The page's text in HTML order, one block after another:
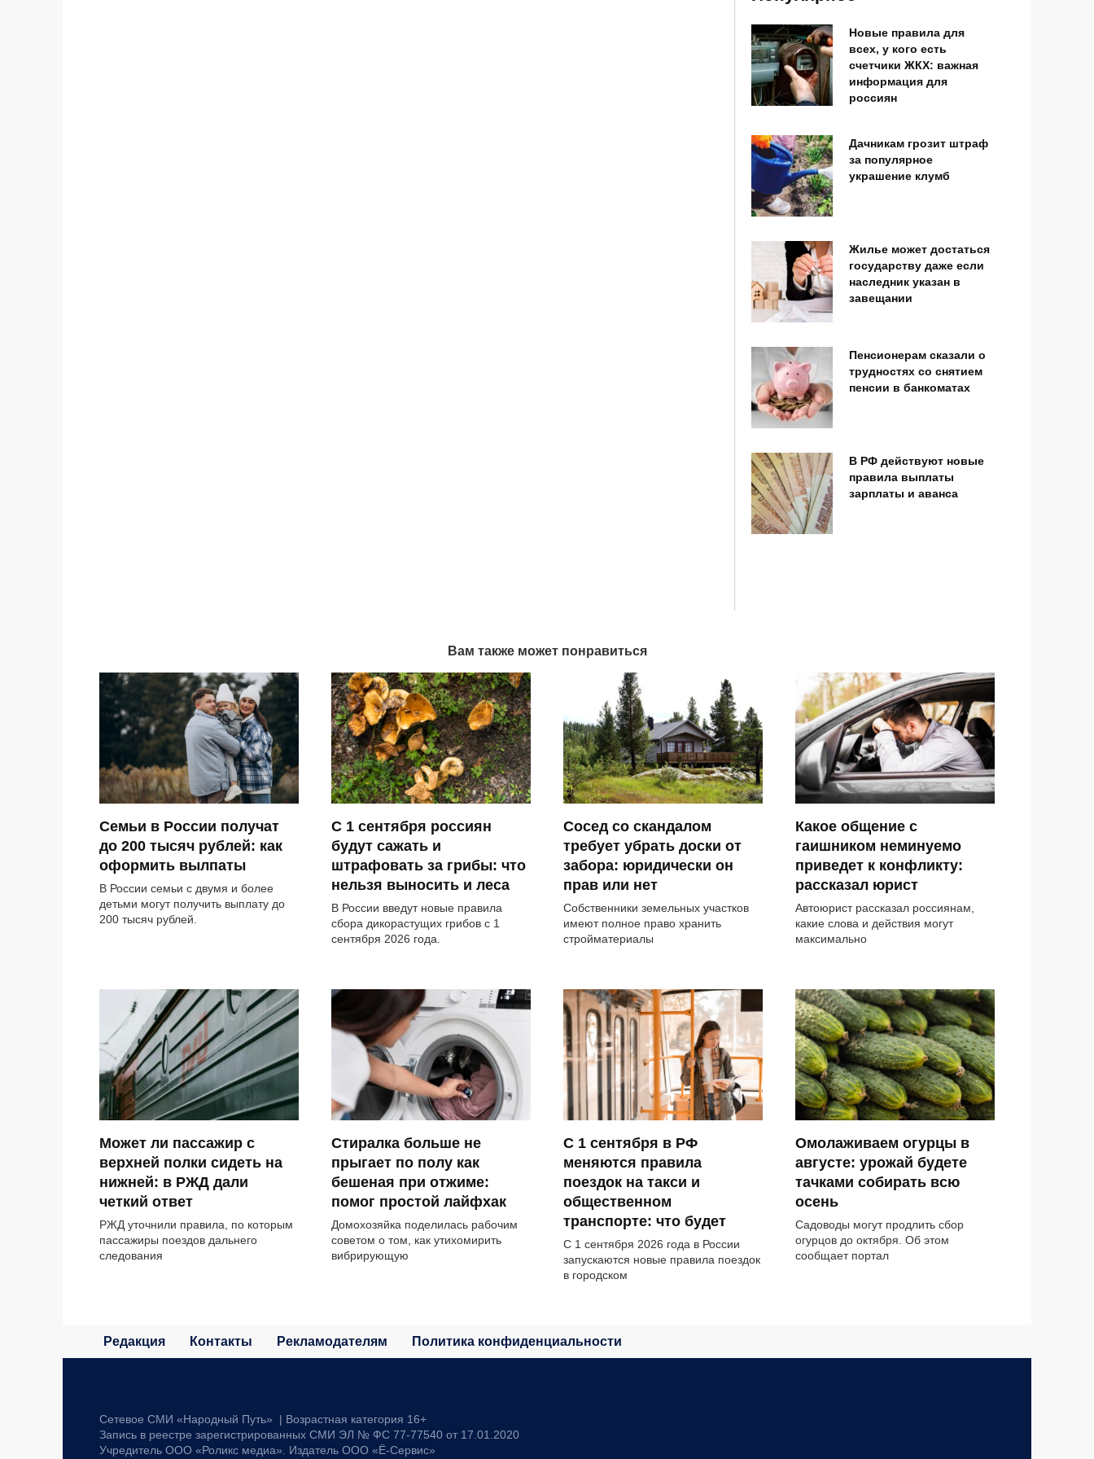
Новые правила для
всех, у кого есть
счетчики ЖКХ: важная
информация для
россиян
Дачникам грозит штраф
за популярное
украшение клумб
Жилье может достаться
государству даже если
наследник указан в
завещании
Пенсионерам сказали о
трудностях со снятием
пенсии в банкоматах
В РФ действуют новые
правила выплаты
зарплаты и аванса
Вам также может понравиться
Семьи в России получат
до 200 тысяч рублей: как
оформить вылпаты
В России семьи с двумя и более
детьми могут получить выплату до
200 тысяч рублей.
С 1 сентября россиян
будут сажать и
штрафовать за грибы: что
нельзя выносить и леса
В России введут новые правила
сбора дикорастущих грибов с 1
сентября 2026 года.
Сосед со скандалом
требует убрать доски от
забора: юридически он
прав или нет
Собственники земельных участков
имеют полное право хранить
стройматериалы
Какое общение с
гаишником неминуемо
приведет к конфликту:
рассказал юрист
Автоюрист рассказал россиянам,
какие слова и действия могут
максимально
Может ли пассажир с
верхней полки сидеть на
нижней: в РЖД дали
четкий ответ
РЖД уточнили правила, по которым
пассажиры поездов дальнего
следования
Стиралка больше не
прыгает по полу как
бешеная при отжиме:
помог простой лайфхак
Домохозяйка поделилась рабочим
советом о том, как утихомирить
вибрирующую
С 1 сентября в РФ
меняются правила
поездок на такси и
общественном
транспорте: что будет
С 1 сентября 2026 года в России
запускаются новые правила поездок
в городском
Омолаживаем огурцы в
августе: урожай будете
тачками собирать всю
осень
Садоводы могут продлить сбор
огурцов до октября. Об этом
сообщает портал
Редакция Контакты Рекламодателям Политика конфиденциальности
Сетевое СМИ «Народный Путь» | Возрастная категория 16+
Запись в реестре зарегистрированных СМИ ЭЛ № ФС 77-77540 от 17.01.2020
Учредитель ООО «Роликс медиа». Издатель ООО «Ё-Сервис»